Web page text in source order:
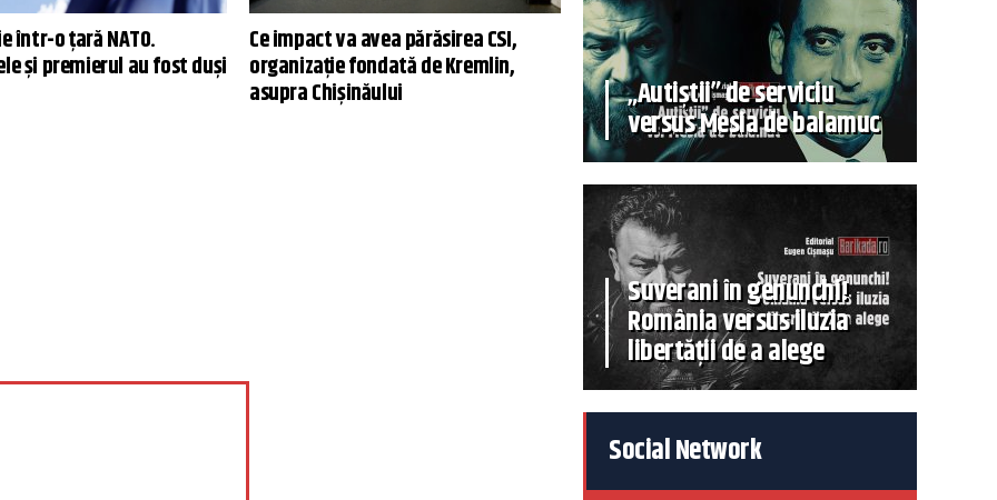
într-o țară NATO.
și premierul au fost duși
Ce impact va avea părăsirea CSI,
organizație fondată de Kremlin,
asupra Chișinăului „Autiștii” de serviciu
versus Mesia de balamuc
Suverani în genunchi!
România versus iluzia
libertății de a alege
Social Network